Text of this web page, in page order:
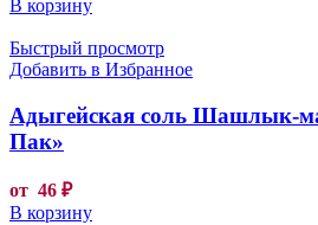
В корзину
Быстрый просмотр
Добавить в Избранное
Адыгейская соль Шашлык-
Пак»
от 46 ₽
В корзину